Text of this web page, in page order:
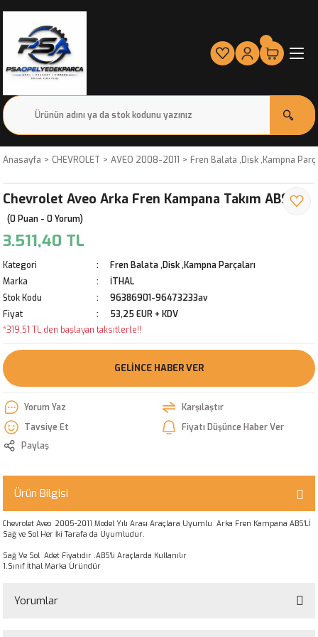
Anasayfa CHEVROLET AVEO 2008-2011 Fren Balata ,Disk ,Kampna
Chevrolet Aveo Arka Fren Kampana Takım ABS'Lİ
(0 Puan - 0 Yorum)
3.511,40 TL
Kategori
Fren Balata ,Disk ,Kampna Parçaları
Marka
İTHAL
Stok Kodu
96386901-96473233av
Fiyat
53,25 EUR + KDV
*319,51 TL den başlayan taksitlerle!!
GELINCE HABER VER
Yorum Yaz
Karşılaştır
Tavsiye Et
Fiyatı Düşünce Haber Ver
Paylaş
Ürün Bilgisi
Chevrolet Aveo 2005-2011 Model Yılı Arası Araçlara Uyumlu Arka Fren Kampana ABS'Lİ
Sağ ve Sol Her İki Tarafa da Uyumludur.
Sağ Ve Sol Adet Fiyatıdır .ABS'li Araçlarda Kullanılır
1.Sınıf İthal Marka Üründür
Yorumlar